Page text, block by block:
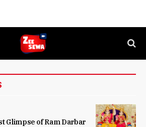
Glimpse of Ram Darbar